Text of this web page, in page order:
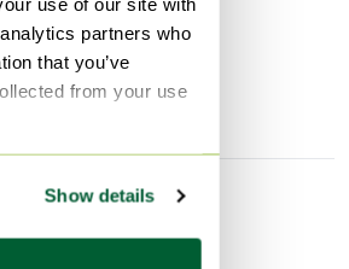
partners who
that you’ve
from your use
Show details